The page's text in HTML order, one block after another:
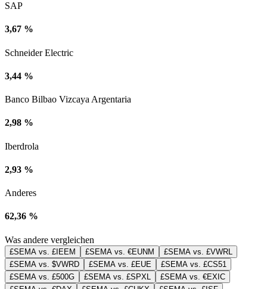
SAP
3,67 %
Schneider Electric
3,44 %
Banco Bilbao Vizcaya Argentaria
2,98 %
Iberdrola
2,93 %
Anderes
62,36 %
Was andere vergleichen
£SEMA vs. £IEEM £SEMA vs. €EUNM
£SEMA vs. £VWRL
£SEMA vs. $VWRD
£SEMA vs. £EUE
£SEMA vs. £CS51
£SEMA vs. £500G
£SEMA vs. £SPXL
£SEMA vs. €EXIC